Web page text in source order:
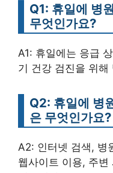
Q1: 휴일에 병
무엇인가요?
A1: 휴일에는 응급
기 건강 검진을 위
Q2: 휴일에 병
은 무엇인가요?
A2: 인터넷 검색, 병
웹사이트 이용, 주변